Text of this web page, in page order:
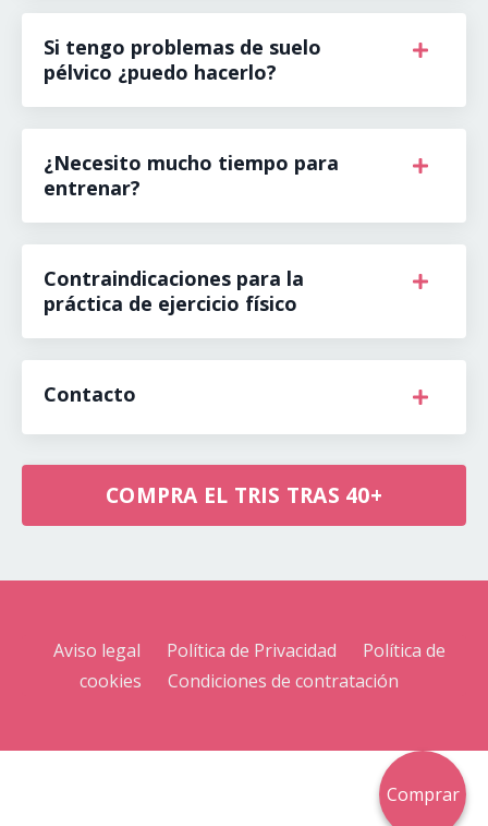
Si tengo problemas de suelo
pélvico ¿puedo hacerlo?
¿Necesito mucho tiempo para
entrenar?
Contraindicaciones para la
práctica de ejercicio físico
Contacto
COMPRA EL TRIS TRAS 40+
Aviso legal Política de Privacidad
Política de
cookies
Condiciones de contratación
Comprar